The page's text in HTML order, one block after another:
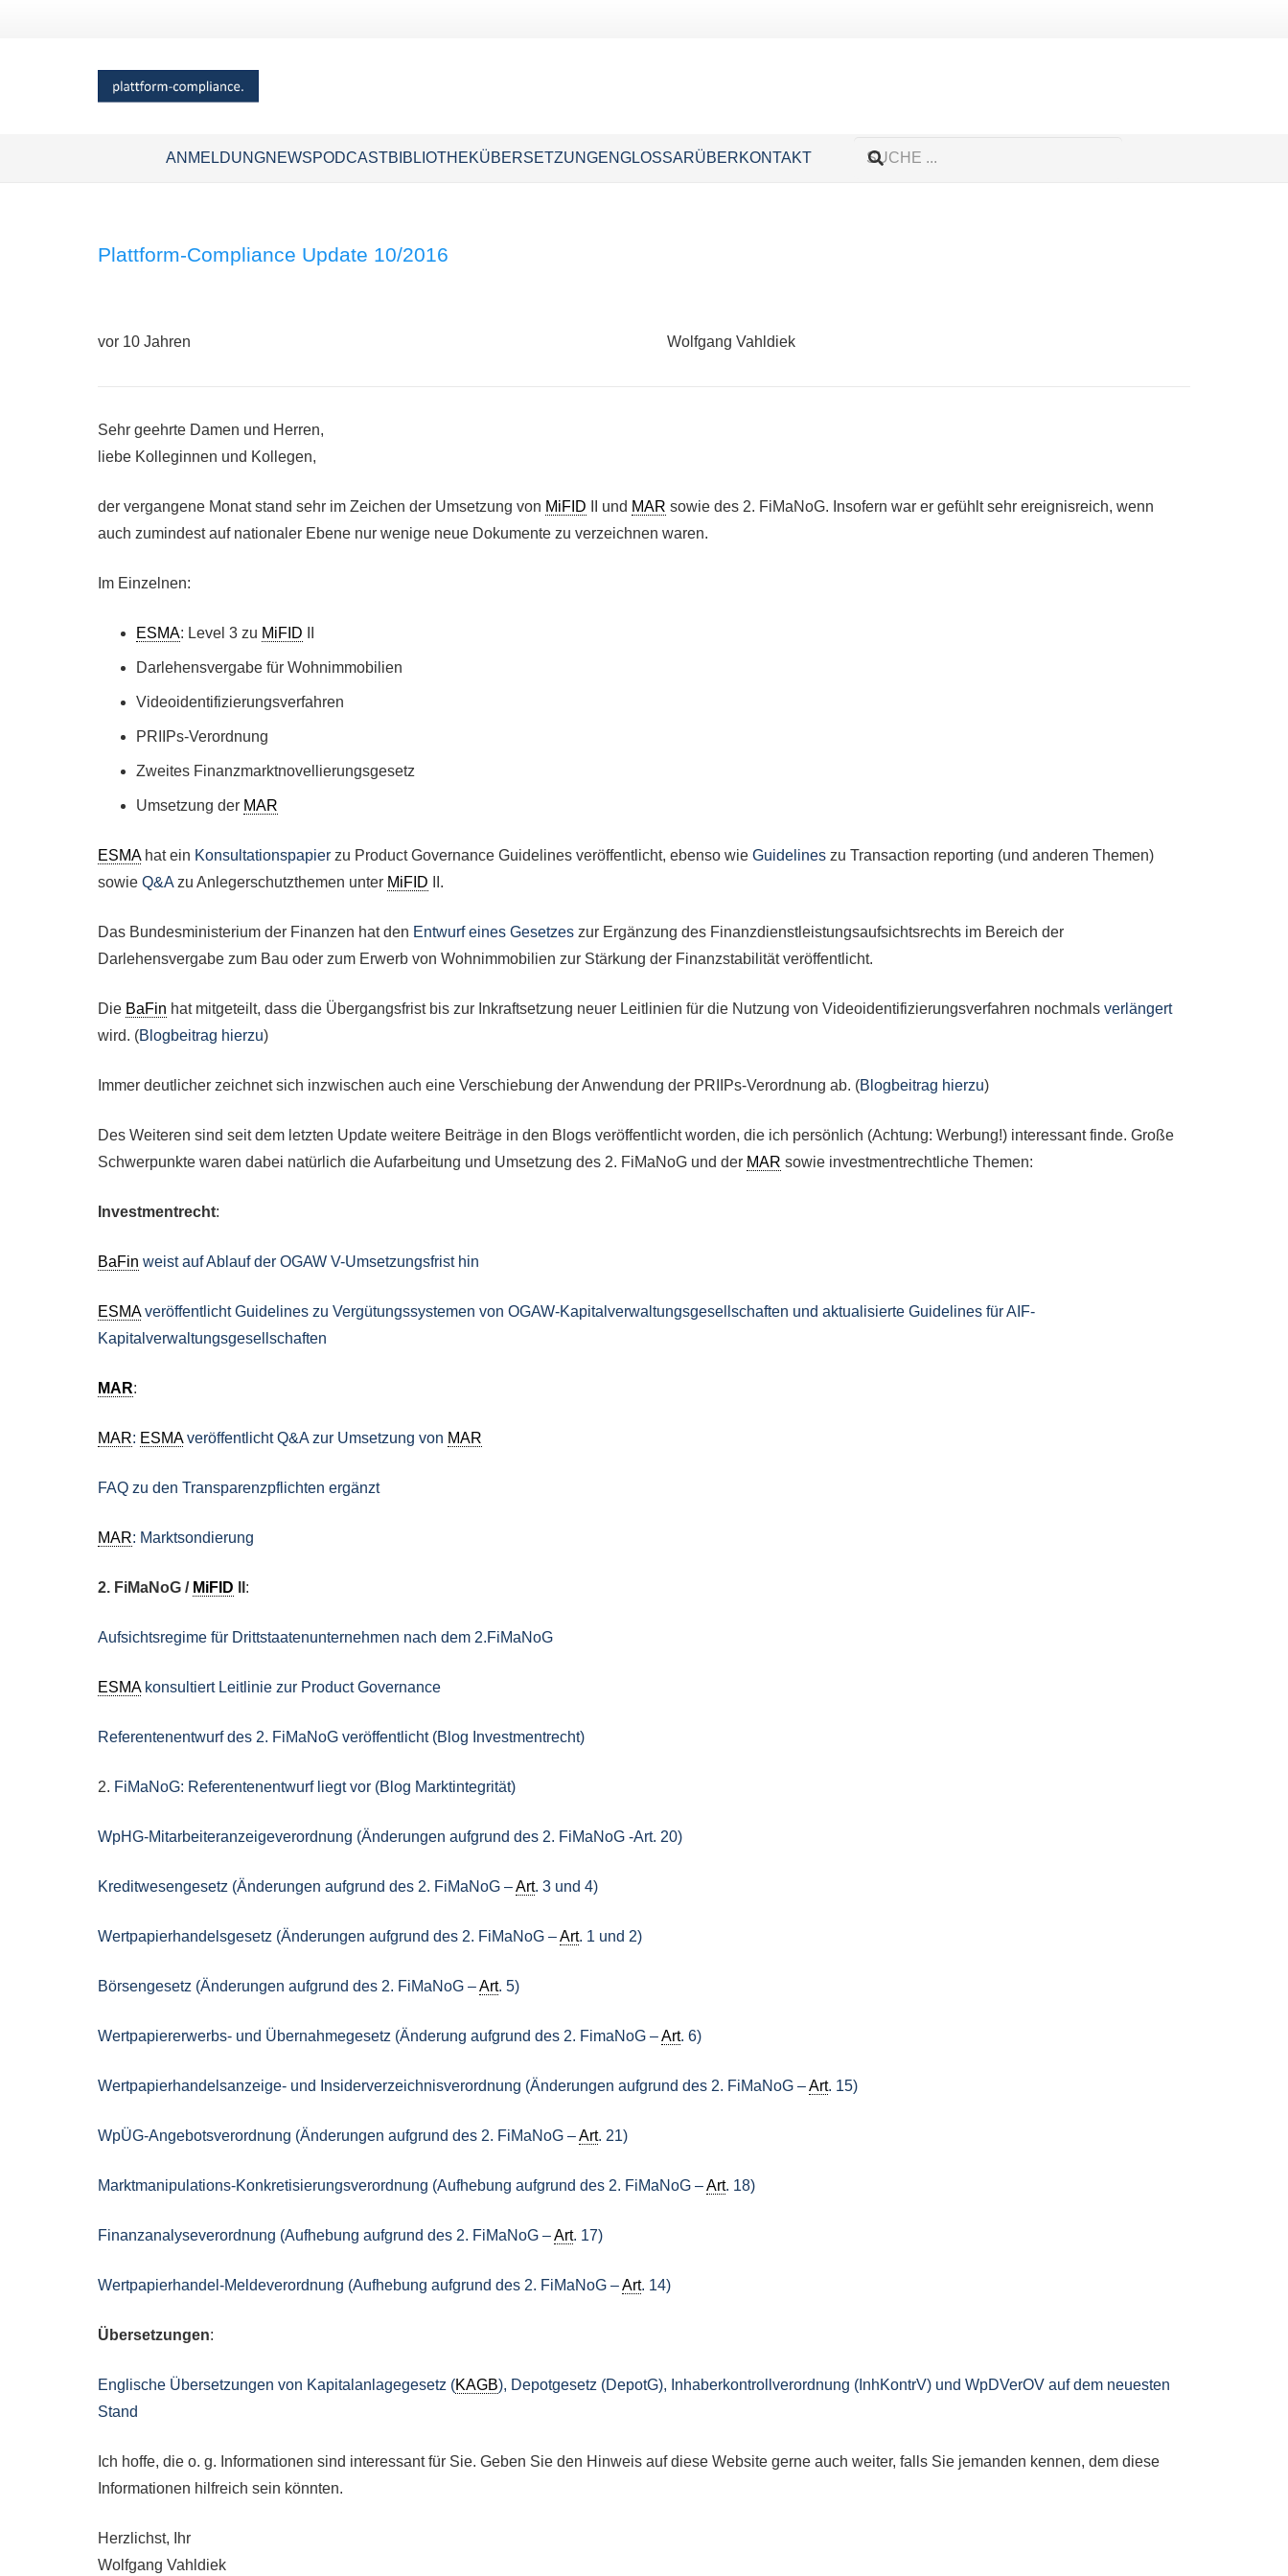
ANMELDUNGNEWSPODCASTBIBLIOTHEKÜBERSETZUNGENGLOSSARÜBERKONTAKT
Plattform-Compliance Update 10/2016
vor 10 Jahren Wolfgang Vahldiek
Sehr geehrte Damen und Herren,
liebe Kolleginnen und Kollegen,
der vergangene Monat stand sehr im Zeichen der Umsetzung von MiFID II und MAR sowie des 2. FiMaNoG. Insofern war er gefühlt sehr ereignisreich, wenn
auch zumindest auf nationaler Ebene nur wenige neue Dokumente zu verzeichnen waren.
Im Einzelnen:
ESMA: Level 3 zu MiFID
Darlehensvergabe für Wohnimmobilien
Videoidentifizierungsverfahren
PRIIPs-Verordnung
Zweites Finanzmarktnovellierungsgesetz
Umsetzung der MAR
ESMAhat ein Konsultationspapier zu Product Governance Guidelines veröffentlicht, ebenso wie Guidelines zu Transaction reporting (und anderen Themen)
sowie Q&A zu Anlegerschutzthemen unter MiFID II.
Das Bundesministerium der Finanzen hat den Entwurf eines Gesetzes zur Ergänzung des Finanzdienstleistungsaufsichtsrechts im Bereich der
Darlehensvergabe zum Bau oder zum Erwerb von Wohnimmobilien zur Stärkung der Finanzstabilität veröffentlicht.
Die BaFin hat mitgeteilt, dass die Übergangsfrist bis zur Inkraftsetzung neuer Leitlinien für die Nutzung von Videoidentifizierungsverfahren nochmals verlängert
wird. (Blogbeitrag hierzu)
Immer deutlicher zeichnet sich inzwischen auch eine Verschiebung der Anwendung der PRIIPs-Verordnung ab. (Blogbeitrag hierzu)
Des Weiteren sind seit dem letzten Update weitere Beiträge in den Blogs veröffentlicht worden, die ich persönlich (Achtung: Werbung!) interessant finde. Große
Schwerpunkte waren dabei natürlich die Aufarbeitung und Umsetzung des 2. FiMaNoG und der MAR sowie investmentrechtliche Themen:
Investmentrecht:
BaFin weist auf Ablauf der OGAW V-Umsetzungsfrist hin
ESMAveröffentlicht Guidelines zu Vergütungssystemen von OGAW-Kapitalverwaltungsgesellschaften und aktualisierte Guidelines für AIF-
Kapitalverwaltungsgesellschaften
MAR:
MAR: ESMAveröffentlicht Q&A zur Umsetzung von MAR
FAQ zu den Transparenzpflichten ergänzt
MAR: Marktsondierung
2. FiMaNoG / MiFID :
Aufsichtsregime für Drittstaatenunternehmen nach dem 2.FiMaNoG
ESMAkonsultiert Leitlinie zur Product Governance
Referentenentwurf des 2. FiMaNoG veröffentlicht (Blog Investmentrecht)
2. FiMaNoG: Referentenentwurf liegt vor (Blog Marktintegrität)
WpHG-Mitarbeiteranzeigeverordnung (Änderungen aufgrund des 2. FiMaNoG -Art. 20)
Kreditwesengesetz (Änderungen aufgrund des 2. FiMaNoG –Art. 3 und 4)
Wertpapierhandelsgesetz (Änderungen aufgrund des 2. FiMaNoG –Art. 1 und 2)
Börsengesetz (Änderungen aufgrund des 2. FiMaNoG –Art. 5)
Wertpapiererwerbs- und Übernahmegesetz (Änderung aufgrund des 2. FimaNoG –Art. 6)
Wertpapierhandelsanzeige- und Insiderverzeichnisverordnung (Änderungen aufgrund des 2. FiMaNoG –Art. 15)
WpÜG-Angebotsverordnung (Änderungen aufgrund des 2. FiMaNoG –Art. 21)
Marktmanipulations-Konkretisierungsverordnung (Aufhebung aufgrund des 2. FiMaNoG –Art. 18)
Finanzanalyseverordnung (Aufhebung aufgrund des 2. FiMaNoG –Art. 17)
Wertpapierhandel-Meldeverordnung (Aufhebung aufgrund des 2. FiMaNoG –Art. 14)
Übersetzungen:
Englische Übersetzungen von Kapitalanlagegesetz (KAGB), Depotgesetz (DepotG), Inhaberkontrollverordnung (InhKontrV) und WpDVerOV auf dem neuesten
Stand
Ich hoffe, die o. g. Informationen sind interessant für Sie. Geben Sie den Hinweis auf diese Website gerne auch weiter, falls Sie jemanden kennen, dem diese
Informationen hilfreich sein könnten.
Herzlichst, Ihr
Wolfgang Vahldiek